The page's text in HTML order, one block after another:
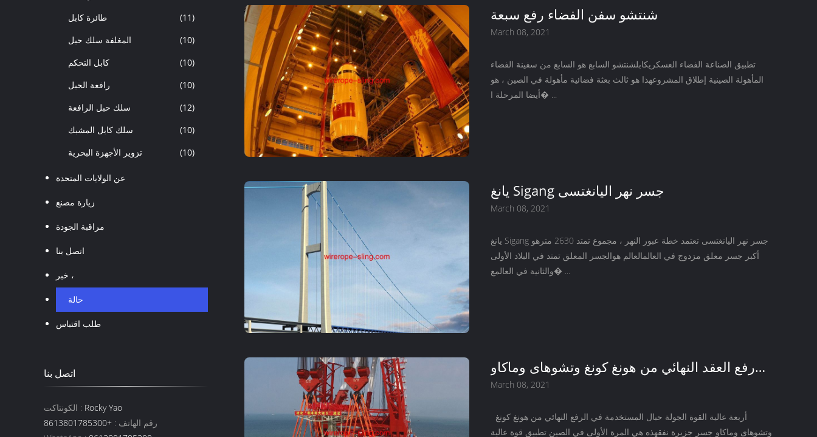
طائرة كابل
(11)
المغلفة سلك حبل
(10)
كابل التحكم
(10)
رافعة الحبل
(10)
سلك حبل الرافعة
(12)
سلك كابل المشبك
(10)
تزوير الأجهزة البحرية
(10)
عن الولايات المتحدة
زيارة مصنع
مراقبة الجودة
اتصل بنا
خبر ،
حالة
طلب اقتباس
اتصل بنا
الكونتاكت : Rocky Yao
رقم الهاتف : +8613801785300
شنتشو سفن الفضاء رفع سبعة
March 08, 2021
تطبيق الصناعة الفضاء العسكريكابلشنتشو السابع هو السابع من سفينة الفضاء
المأهولة الصينية إطلاق المشروعهذا هو ثالث بعثة فضائية مأهولة في الصين ، هو
أيضا المرحلة ا� ...
يانغ Sigang جسر نهر اليانغتسى
March 08, 2021
يانغ Sigang جسر نهر اليانغتسى تعتمد خطة عبور النهر ، مجموع تمتد 2630 مترهو
أكبر جسر معلق مزدوج في العالمالعالم هوالجسر المعلق تمتد في البلاد الأولى
والثانية في العالمع� ...
رفع العقد النهائي من هونغ كونغ وتشوهاى وماكاو
جسر
March 08, 2021
وتشوهاى وماكاو جسر جزيرة نفقهذه هي المرة الأولى في الصين تطبيق قوة عالية